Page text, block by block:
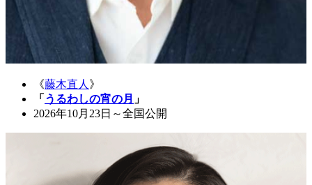
《藤木直人 》
「 うるわしの宵の月 」
2026年10月23日～全国公開